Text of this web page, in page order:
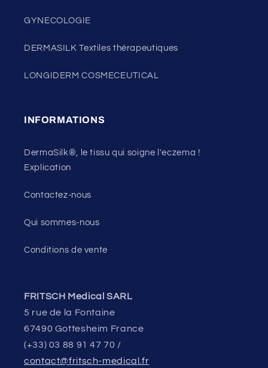
GYNECOLOGIE
DERMASILK Textiles thérapeutiques
LONGIDERM COSMECEUTICAL
INFORMATIONS
DermaSilk®, le tissu qui soigne l'eczema !
Explication
Contactez-nous
Qui sommes-nous
Conditions de vente
FRITSCH Medical SARL
5 rue de la Fontaine
67490 Gottesheim France
(+33) 03 88 91 47 70 /
contact@fritsch-medical.fr